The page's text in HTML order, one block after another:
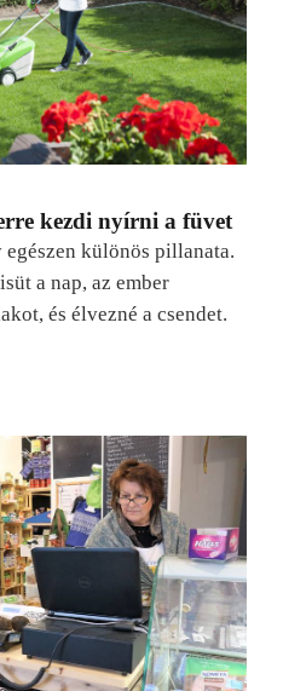
kezdi nyírni a füvet
különös pillanata.
a nap, az ember
és élvezné a csendet.